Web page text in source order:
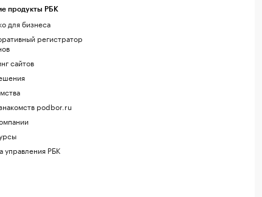
продукты РБК
для бизнеса
регистратор
сайтов
podbor.ru
управления РБК